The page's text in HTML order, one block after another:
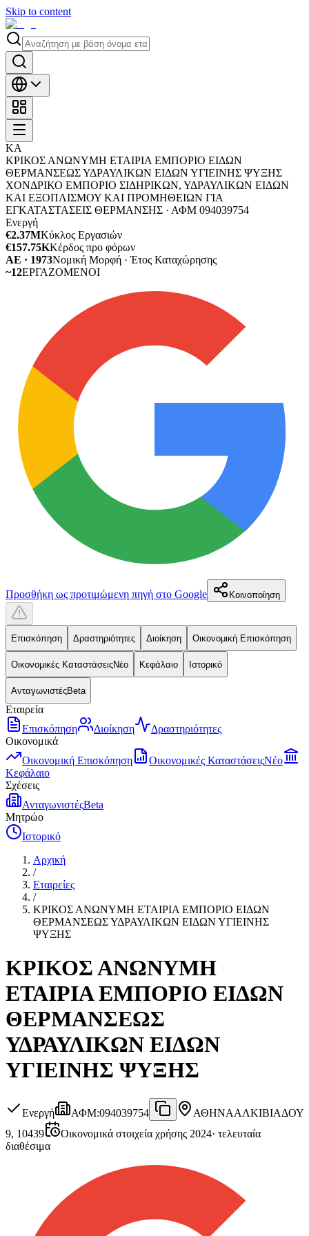
Skip to content
ΚΑ
ΚΡΙΚΟΣ ΑΝΩΝΥΜΗ ΕΤΑΙΡΙΑ ΕΜΠΟΡΙΟ ΕΙΔΩΝ
ΘΕΡΜΑΝΣΕΩΣ ΥΔΡΑΥΛΙΚΩΝ ΕΙΔΩΝ ΥΓΙΕΙΝΗΣ ΨΥΞΗΣ
ΧΟΝΔΡΙΚΟ ΕΜΠΟΡΙΟ ΣΙΔΗΡΙΚΩΝ, ΥΔΡΑΥΛΙΚΩΝ ΕΙΔΩΝ
ΚΑΙ ΕΞΟΠΛΙΣΜΟΥ ΚΑΙ ΠΡΟΜΗΘΕΙΩΝ ΓΙΑ
ΕΓΚΑΤΑΣΤΑΣΕΙΣ ΘΕΡΜΑΝΣΗΣ · ΑΦΜ 094039754
Ενεργή
€2.37MΚύκλος Εργασιών
€157.75KΚέρδος προ φόρων
ΑΕ · 1973Νομική Μορφή · Έτος Καταχώρησης
~12ΕΡΓΑΖΟΜΕΝΟΙ
Προσθήκη ως προτιμώμενη πηγή στο Google Κοινοποίηση
Επισκόπηση Δραστηριότητες Διοίκηση Οικονομική Επισκόπηση
Οικονομικές ΚαταστάσειςΝέο Κεφάλαιο Ιστορικό
ΑνταγωνιστέςBeta
Εταιρεία
Επισκόπηση
Διοίκηση
Δραστηριότητες
Οικονομικά
Οικονομική Επισκόπηση
Οικονομικές ΚαταστάσειςΝέο
Κεφάλαιο
Σχέσεις
ΑνταγωνιστέςBeta
Μητρώο
Ιστορικό
Αρχική
/
Εταιρείες
/
ΚΡΙΚΟΣ ΑΝΩΝΥΜΗ ΕΤΑΙΡΙΑ ΕΜΠΟΡΙΟ ΕΙΔΩΝ
ΘΕΡΜΑΝΣΕΩΣ ΥΔΡΑΥΛΙΚΩΝ ΕΙΔΩΝ ΥΓΙΕΙΝΗΣ
ΨΥΞΗΣ
ΚΡΙΚΟΣ ΑΝΩΝΥΜΗ
ΕΤΑΙΡΙΑ ΕΜΠΟΡΙΟ ΕΙΔΩΝ
ΘΕΡΜΑΝΣΕΩΣ
ΥΔΡΑΥΛΙΚΩΝ ΕΙΔΩΝ
ΥΓΙΕΙΝΗΣ ΨΥΞΗΣ
Ενεργή ΑΦΜ:094039754 ΑΘΗΝΑΑΛΚΙΒΙΑΔΟΥ
9, 10439
Οικονομικά στοιχεία χρήσης 2024· τελευταία
διαθέσιμα